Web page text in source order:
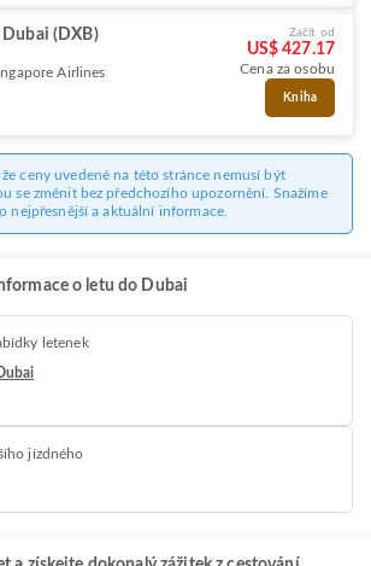
Dubai (DXB)
Airlines
Začít od
US$ 427.17
Cena za osobu
Kniha
ceny uvedené na této stránce nemusí být
se změnit bez předchozího upozornění. Snažíme
nejpřesnější a aktuální informace.
o letu do Dubai
letenek
jízdného